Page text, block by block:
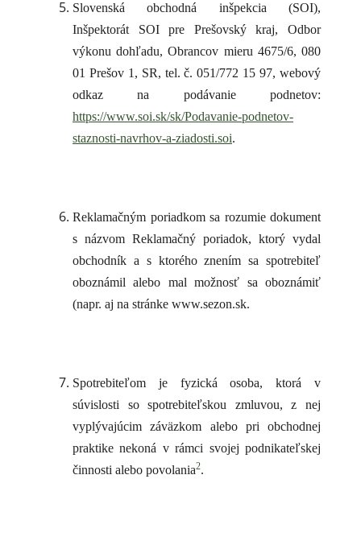
Slovenská obchodná inšpekcia (SOI),
Inšpektorát SOI pre Prešovský kraj, Odbor
výkonu dohľadu, Obrancov mieru 4675/6, 080
01 Prešov 1, SR, tel. č. 051/772 15 97, webový
odkaz na podávanie podnetov:
https://www.soi.sk/sk/Podavanie-podnetov-
staznosti-navrhov-a-ziadosti.soi.
Reklamačným poriadkom sa rozumie dokument
s názvom Reklamačný poriadok, ktorý vydal
obchodník a s ktorého znením sa spotrebiteľ
oboznámil alebo mal možnosť sa oboznámiť
(napr. aj na stránke www.sezon.sk.
Spotrebiteľom je fyzická osoba, ktorá v
súvislosti so spotrebiteľskou zmluvou, z nej
vyplývajúcim záväzkom alebo pri obchodnej
praktike nekoná v rámci svojej podnikateľskej
činnosti alebo povolania2.